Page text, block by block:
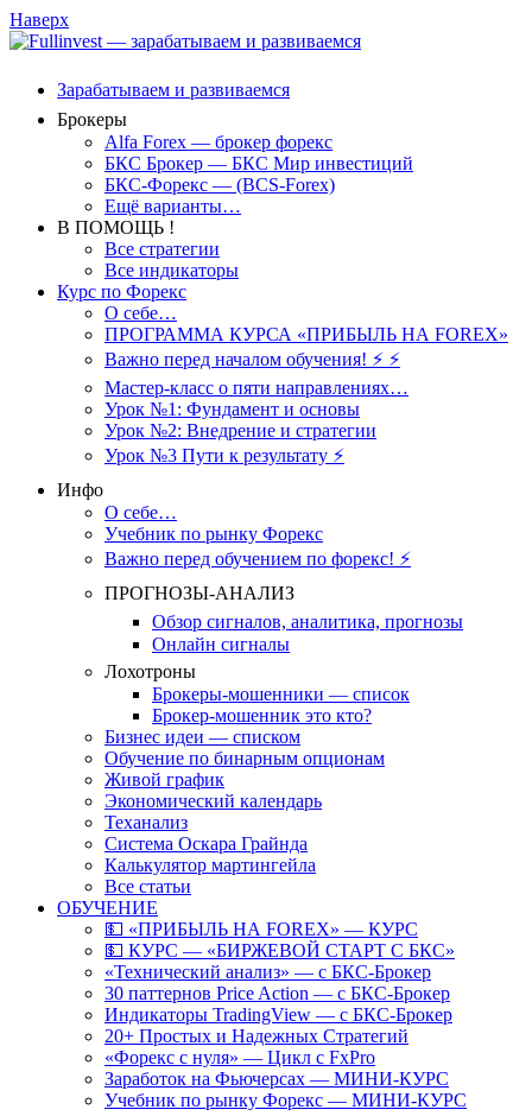
Наверх
Зарабатываем и развиваемся
Брокеры
Alfa Forex — брокер форекс
БКС Брокер — БКС Мир инвестиций
БКС-Форекс — (BCS-Forex)
Ещё варианты…
В ПОМОЩЬ !
Все стратегии
Все индикаторы
Курс по Форекс
О себе…
ПРОГРАММА КУРСА «ПРИБЫЛЬ НА FOREX»
Важно перед началом обучения! ⚡ ⚡
Мастер-класс о пяти направлениях…
Урок №1: Фундамент и основы
Урок №2: Внедрение и стратегии
Урок №3 Пути к результату ⚡️
Инфо
О себе…
Учебник по рынку Форекс
Важно перед обучением по форекс! ⚡
ПРОГНОЗЫ-АНАЛИЗ
Обзор сигналов, аналитика, прогнозы
Онлайн сигналы
Лохотроны
Брокеры-мошенники — список
Брокер-мошенник это кто?
Бизнес идеи — списком
Обучение по бинарным опционам
Живой график
Экономический календарь
Теханализ
Система Оскара Грайнда
Калькулятор мартингейла
Все статьи
ОБУЧЕНИЕ
💵 «ПРИБЫЛЬ НА FOREX» — КУРС
💵 КУРС — «БИРЖЕВОЙ СТАРТ С БКС»
«Технический анализ» — с БКС-Брокер
30 паттернов Price Action — с БКС-Брокер
Индикаторы TradingView — с БКС-Брокер
20+ Простых и Надежных Стратегий
«Форекс с нуля» — Цикл с FxPro
Заработок на Фьючерсах — МИНИ-КУРС
Учебник по рынку Форекс — МИНИ-КУРС